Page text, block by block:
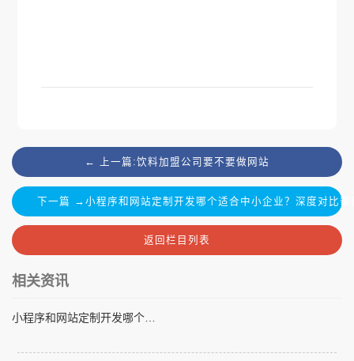
← 上一篇:饮料加盟公司要不要做网站
下一篇 →小程序和网站定制开发哪个适合中小企业？深度对比帮
返回栏目列表
相关资讯